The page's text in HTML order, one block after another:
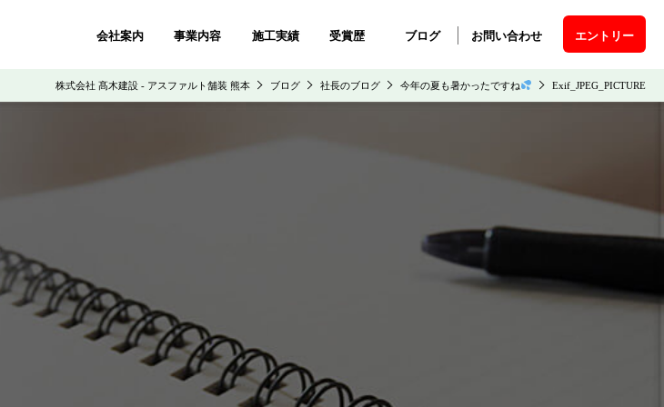
会社案内 事業内容 施工実績 受賞歴 ブログ お問い合わせ エントリー
株式会社 髙木建設 - アスファルト舗装 熊本 ブログ 社長のブログ 今年の夏も暑かったですね Exif_JPEG_PICTURE